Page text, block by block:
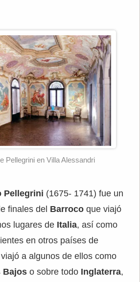
Pellegrini en Villa Alessandri
Pellegrini (1675- 1741) fue un
finales del Barroco que viajó
lugares de Italia, así como
en otros países de
a algunos de ellos como
Bajos o sobre todo Inglaterra,